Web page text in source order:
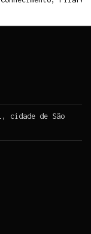
cidade de São